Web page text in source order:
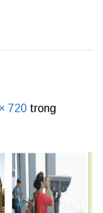
720 trong